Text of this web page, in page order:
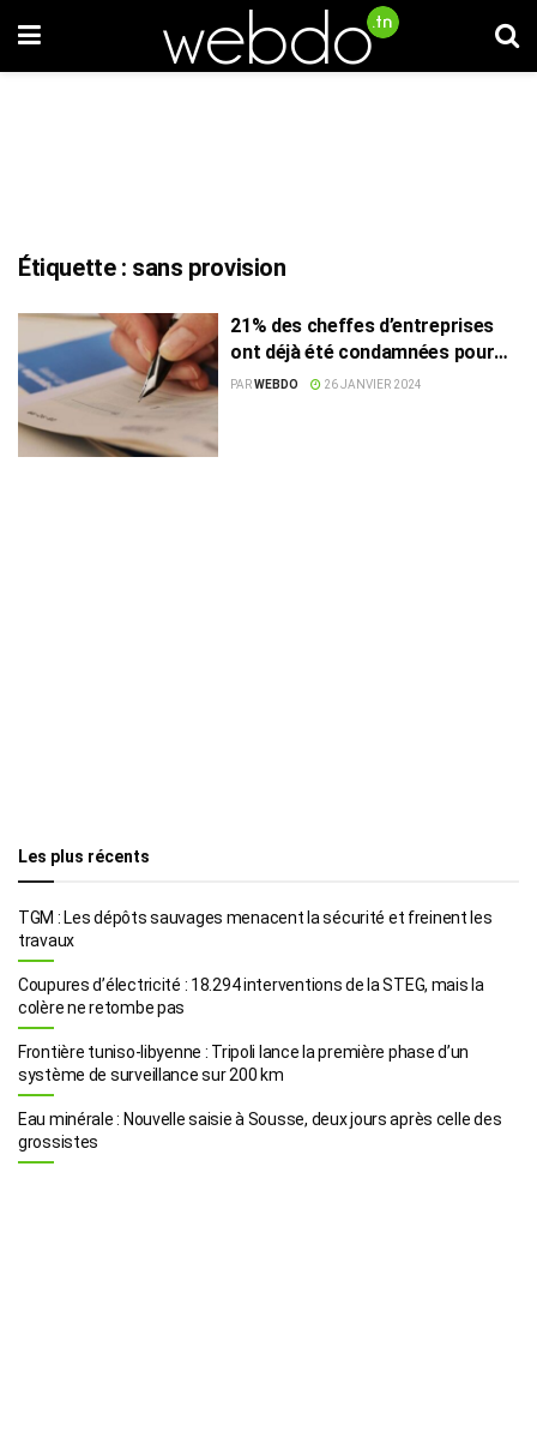
Étiquette : sans provision
21% des cheffes d’entreprises
ont déjà été condamnées pour
des chèques sans provisions
PARWEBDO 26 JANVIER 2024
Les plus récents
TGM : Les dépôts sauvages menacent la sécurité et freinent les
travaux
Coupures d’électricité : 18.294 interventions de la STEG, mais la
colère ne retombe pas
Frontière tuniso-libyenne : Tripoli lance la première phase d’un
système de surveillance sur 200 km
Eau minérale : Nouvelle saisie à Sousse, deux jours après celle des
grossistes